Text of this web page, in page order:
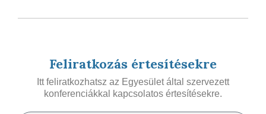
Feliratkozás értesítésekre
Itt feliratkozhatsz az Egyesület által szervezett
konferenciákkal kapcsolatos értesítésekre.